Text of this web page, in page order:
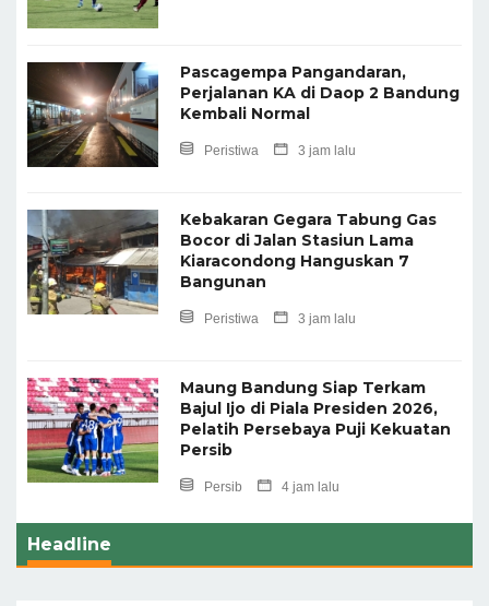
Pascagempa Pangandaran,
Perjalanan KA di Daop 2 Bandung
Kembali Normal
Peristiwa 3 jam lalu
Kebakaran Gegara Tabung Gas
Bocor di Jalan Stasiun Lama
Kiaracondong Hanguskan 7
Bangunan
Peristiwa 3 jam lalu
Maung Bandung Siap Terkam
Bajul Ijo di Piala Presiden 2026,
Pelatih Persebaya Puji Kekuatan
Persib
Persib 4 jam lalu
Headline